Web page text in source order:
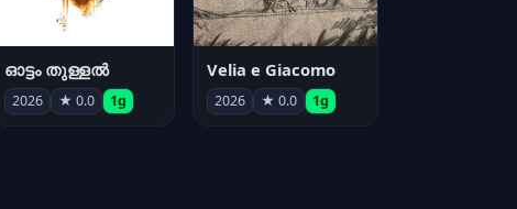
ഓട്ടം തുള്ളൽ
2026 ★ 0.0 1g
Velia e Giacomo
2026 ★ 0.0 1g